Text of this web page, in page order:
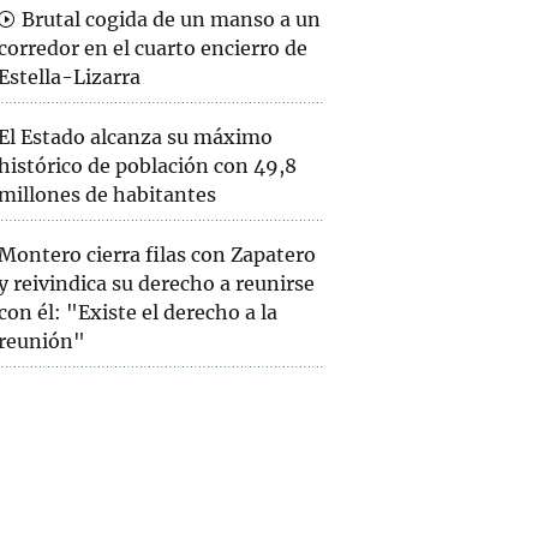
Brutal cogida de un manso a un
en el cuarto encierro de
Lizarra
Estado alcanza su máximo
de población con 49,8
de habitantes
cierra filas con Zapatero
reivindica su derecho a reunirse
él: "Existe el derecho a la